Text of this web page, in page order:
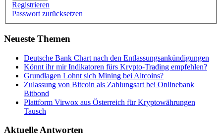
Registrieren
Passwort zurücksetzen
Neueste Themen
Deutsche Bank Chart nach den Entlassungsankündigungen
Könnt ihr mir Indikatoren fürs Krypto-Trading empfehlen?
Grundlagen Lohnt sich Mining bei Altcoins?
Zulassung von Bitcoin als Zahlungsart bei Onlinebank
Bitbond
Plattform Virwox aus Österreich für Kryptowährungen
Tausch
Aktuelle Antworten